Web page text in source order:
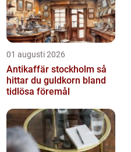
01 augusti 2026
Antikaffär stockholm så
hittar du guldkorn bland
tidlösa föremål